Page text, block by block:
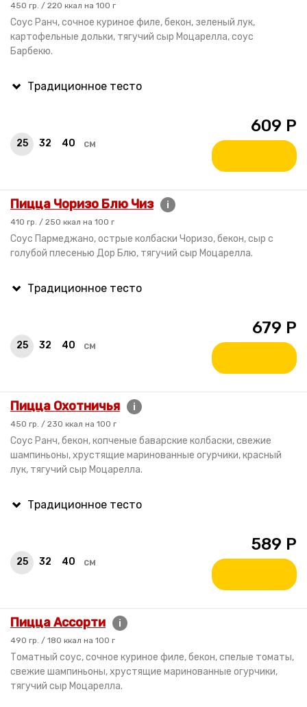
450 гр. / 220 ккал на 100 г
Соус Ранч, сочное куриное филе, бекон, зеленый лук,
картофельные дольки, тягучий сыр Моцарелла, соус
Барбекю.
25 32 40 см
609 Р
Пицца Чоризо Блю Чиз i
410 гр. / 250 ккал на 100 г
Соус Пармеджано, острые колбаски Чоризо, бекон, сыр с
голубой плесенью Дор Блю, тягучий сыр Моцарелла.
25 32 40 см
679 Р
Пицца Охотничья i
450 гр. / 230 ккал на 100 г
Соус Ранч, бекон, копченые баварские колбаски, свежие
шампиньоны, хрустящие маринованные огурчики, красный
лук, тягучий сыр Моцарелла.
25 32 40 см
589 Р
Пицца Ассорти i
490 гр. / 180 ккал на 100 г
Томатный соус, сочное куриное филе, бекон, спелые томаты,
свежие шампиньоны, хрустящие маринованные огурчики,
тягучий сыр Моцарелла.